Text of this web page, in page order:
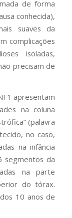
de forma
conhecida),
suaves da
complicações
isoladas,
precisam de
apresentam
na coluna
(palavra
no caso,
na infância
segmentos da
na parte
do tórax.
10 anos de